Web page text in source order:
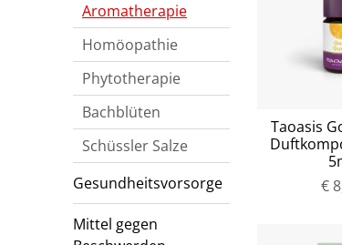
Aromatherapie
Homöopathie
Phytotherapie
Bachblüten
Schüssler Salze
Gesundheitsvorsorge
Mittel gegen
Taoasis
€